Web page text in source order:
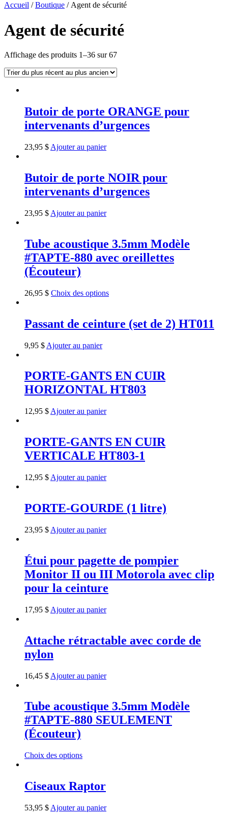
Accueil /Boutique / Agent de sécurité
Agent de sécurité
Affichage des produits 1–36 sur 67
Butoir de porte ORANGE pour
intervenants d’urgences
23,95 $ Ajouter au panier
Butoir de porte NOIR pour
intervenants d’urgences
23,95 $ Ajouter au panier
Tube acoustique 3.5mm Modèle
#TAPTE-880 avec oreillettes
(Écouteur)
26,95 $ Choix des options
Passant de ceinture (set de 2) HT011
9,95 $ Ajouter au panier
PORTE-GANTS EN CUIR
HORIZONTAL HT803
12,95 $ Ajouter au panier
PORTE-GANTS EN CUIR
VERTICALE HT803-1
12,95 $ Ajouter au panier
PORTE-GOURDE (1 litre)
23,95 $ Ajouter au panier
Étui pour pagette de pompier
Monitor II ou III Motorola avec clip
pour la ceinture
17,95 $ Ajouter au panier
Attache rétractable avec corde de
nylon
16,45 $ Ajouter au panier
Tube acoustique 3.5mm Modèle
#TAPTE-880 SEULEMENT
(Écouteur)
Choix des options
Ciseaux Raptor
53,95 $ Ajouter au panier